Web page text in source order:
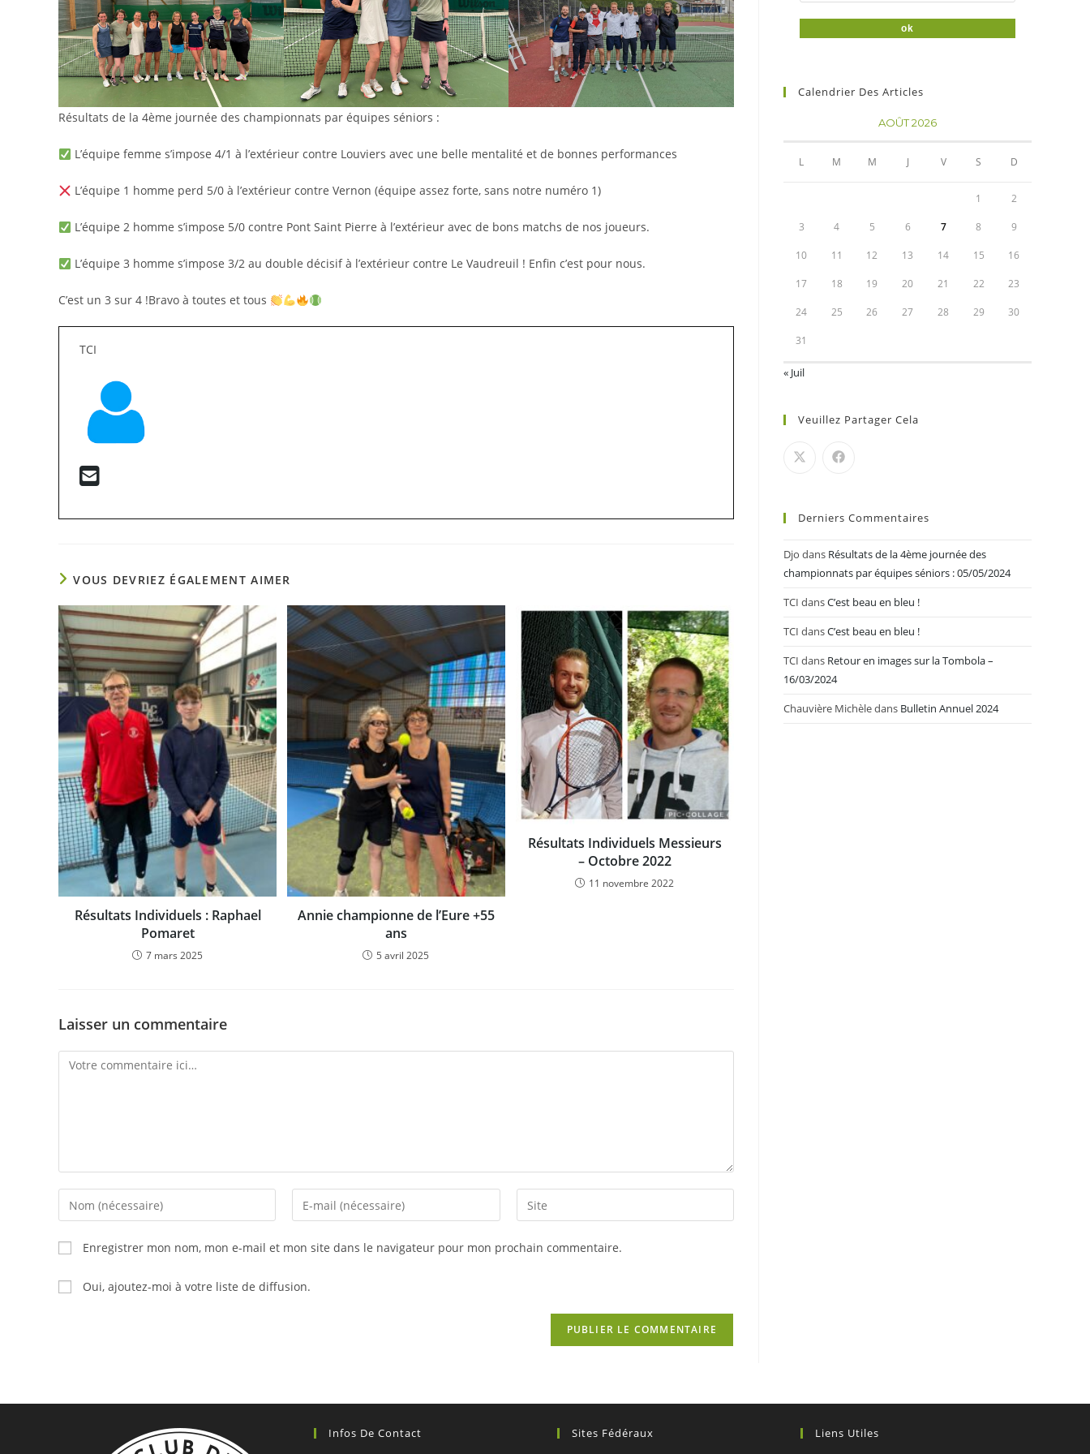
Résultats de la 4ème journée des championnats par équipes séniors :
L’équipe femme s’impose 4/1 à l’extérieur contre Louviers avec une belle mentalité et de bonnes performances
L’équipe 1 homme perd 5/0 à l’extérieur contre Vernon (équipe assez forte, sans notre numéro 1)
L’équipe 2 homme s’impose 5/0 contre Pont Saint Pierre à l’extérieur avec de bons matchs de nos joueurs.
L’équipe 3 homme s’impose 3/2 au double décisif à l’extérieur contre Le Vaudreuil ! Enfin c’est pour nous.
C’est un 3 sur 4 !Bravo à toutes et tous
TCI
VOUS DEVRIEZ ÉGALEMENT AIMER
Résultats Individuels : Raphael
Pomaret
7 mars 2025
Annie championne de l’Eure +55
ans
5 avril 2025
Résultats Individuels Messieurs
– Octobre 2022
11 novembre 2022
Laisser un commentaire
Comment
Enter
your
name
or
username
Enter
your
to
Saisir
l’URL
Enregistrer mon nom, mon e-mail et mon site dans le navigateur pour mon prochain commentaire.
Oui, ajoutez-moi à votre liste de diffusion.
Calendrier Des Articles
AOÛT 2026
L M M J V S D
1 2
3 4 5 6 7 8 9
10 11 12 13 14 15 16
17 18 19 20 21 22 23
24 25 26 27 28 29 30
31
« Juil
Veuillez Partager Cela
Derniers Commentaires
Djo dans Résultats de la 4ème journée des
championnats par équipes séniors : 05/05/2024
TCI dansC’est beau en bleu !
TCI dansC’est beau en bleu !
TCI dans Retour en images sur la Tombola –
16/03/2024
Chauvière Michèledans Bulletin Annuel 2024
Infos De Contact Sites Fédéraux Liens Utiles